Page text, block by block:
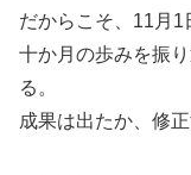
だからこそ、11月1
十か月の歩みを振
る。
成果は出たか、修